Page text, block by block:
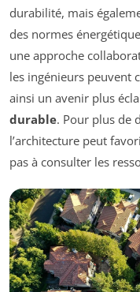
durabilité, mais
des normes
une approche
les ingénieurs peuvent
ainsi un avenir plus
durable. Pour plus de
l’architecture peut
pas à consulter les